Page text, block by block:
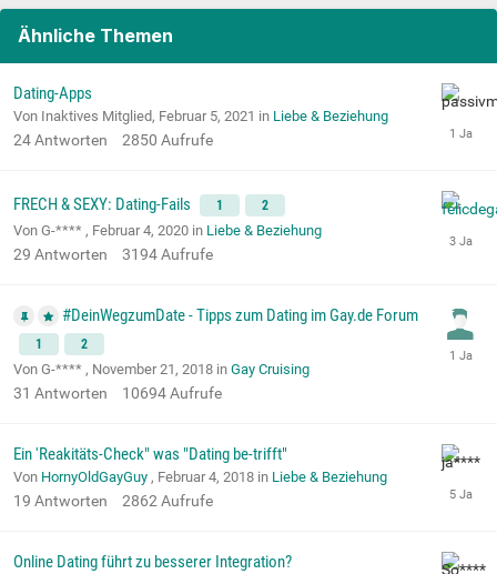
Ähnliche Themen
Dating-Apps
Von Inaktives Mitglied, Februar 5, 2021 in Liebe & Beziehung
24Antworten 2850 Aufrufe
FRECH & SEXY: Dating-Fails 1 2
Von G-**** , Februar 4, 2020 in Liebe & Beziehung
29 Antworten 3194Aufrufe
#DeinWegzumDate - Tipps zum Dating im Gay.de Forum
1 2
Von G-**** , November 21, 2018 in Gay Cruising
31 Antworten 10694Aufrufe
Ein 'Reakitäts-Check" was "Dating be-trifft"
Von HornyOldGayGuy , Februar 4, 2018 in Liebe & Beziehung
19 Antworten 2862 Aufrufe
Online Dating führt zu besserer Integration?